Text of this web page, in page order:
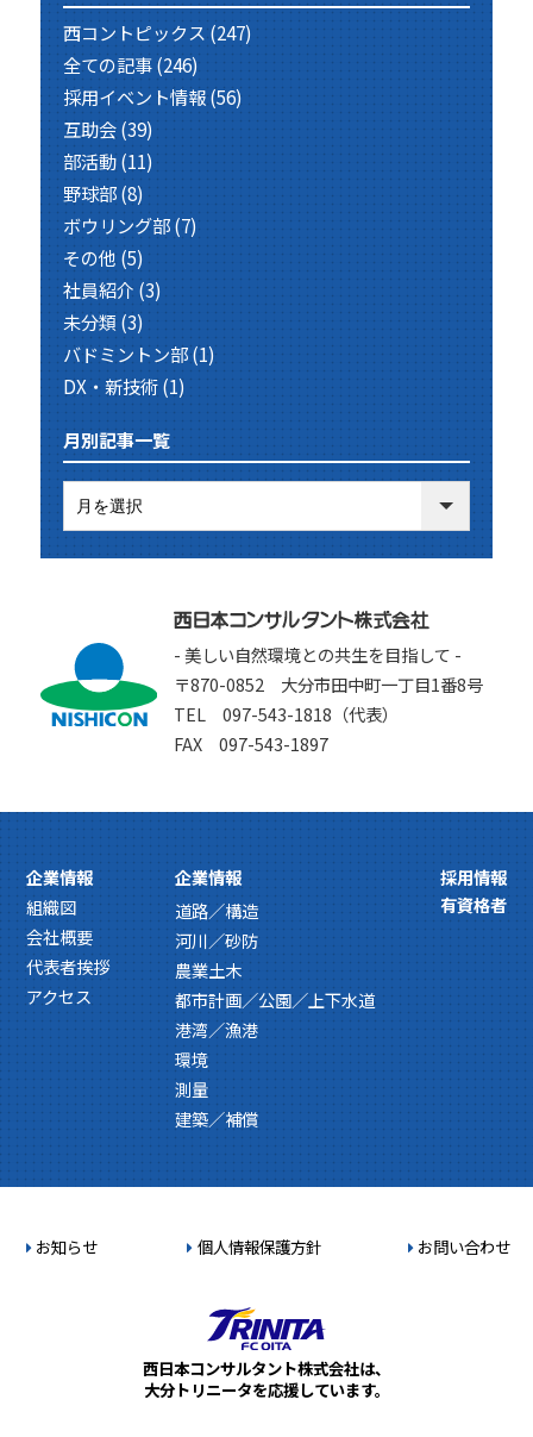
西コントピックス(247)
全ての記事(246)
採用イベント情報(56)
互助会(39)
部活動(11)
野球部(8)
ボウリング部(7)
その他(5)
社員紹介 (3)
未分類(3)
バドミントン部(1)
DX・新技術(1)
月別記事一覧
- 美しい自然環境との共生を目指して -
〒870-0852 大分市田中町一丁目1番8号
TEL 097-543-1818（代表）
FAX 097-543-1897
企業情報
組織図
会社概要
代表者挨拶
アクセス
企業情報
道路／構造
河川／砂防
農業土木
都市計画／公園／上下水道
港湾／漁港
環境
測量
建築／補償
採用情報
有資格者
お知らせ 個人情報保護方針 お問い合わせ
西日本コンサルタント株式会社は、
大分トリニータを応援しています。